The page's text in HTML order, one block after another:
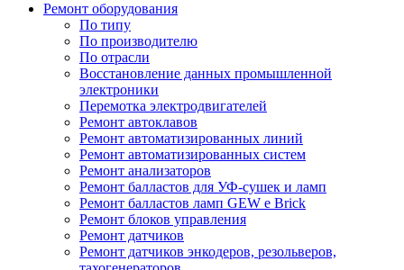
Ремонт оборудования
По типу
По производителю
По отрасли
Восстановление данных промышленной
электроники
Перемотка электродвигателей
Ремонт автоклавов
Ремонт автоматизированных линий
Ремонт автоматизированных систем
Ремонт анализаторов
Ремонт балластов для УФ-сушек и ламп
Ремонт балластов ламп GEW e Brick
Ремонт блоков управления
Ремонт датчиков
Ремонт датчиков энкодеров, резольверов,